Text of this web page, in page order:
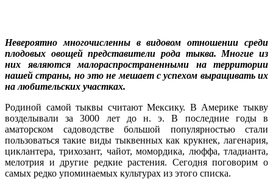
Невероятно многочисленны в видовом отношении среди
плодовых овощей представители рода тыква. Многие из
них являются малораспространенными на территории
нашей страны, но это не мешает с успехом выращивать их
на любительских участках.
Родиной самой тыквы считают Мексику. В Америке тыкву
возделывали за 3000 лет до н. э. В последние годы в
аматорском садоводстве большой популярностью стали
пользоваться такие виды тыквенных как крукнек, лагенария,
циклантера, трихозант, чайот, момордика, люффа, тладианта,
мелотрия и другие редкие растения. Сегодня поговорим о
самых редко упоминаемых культурах из этого списка.